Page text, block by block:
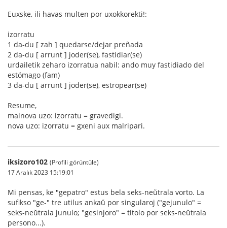
Euxske, ili havas multen por uxokkorekti!:
izorratu
1 da-du [ zah ] quedarse/dejar preñada
2 da-du [ arrunt ] joder(se), fastidiar(se)
urdailetik zeharo izorratua nabil: ando muy fastidiado del
estómago (fam)
3 da-du [ arrunt ] joder(se), estropear(se)
Resume,
malnova uzo: izorratu = gravedigi.
nova uzo: izorratu = gxeni aux malripari.
iksizoro102 (Profili görüntüle)
17 Aralık 2023 15:19:01
Mi pensas, ke "gepatro" estus bela seks-neŭtrala vorto. La
sufikso "ge-" tre utilus ankaŭ por singularoj ("gejunulo" =
seks-neŭtrala junulo; "gesinjoro" = titolo por seks-neŭtrala
persono...).